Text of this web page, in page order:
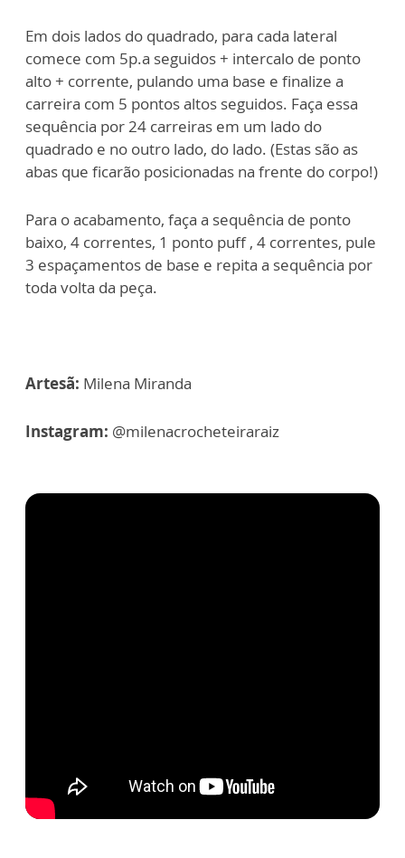
Em dois lados do quadrado, para cada lateral
comece com 5p.a seguidos + intercalo de ponto
alto + corrente, pulando uma base e finalize a
carreira com 5 pontos altos seguidos. Faça essa
sequência por 24 carreiras em um lado do
quadrado e no outro lado, do lado. (Estas são as
abas que ficarão posicionadas na frente do corpo!)
Para o acabamento, faça a sequência de ponto
baixo, 4 correntes, 1 ponto puff , 4 correntes, pule
3 espaçamentos de base e repita a sequência por
toda volta da peça.
Artesã: Milena Miranda
Instagram: @milenacrocheteiraraiz